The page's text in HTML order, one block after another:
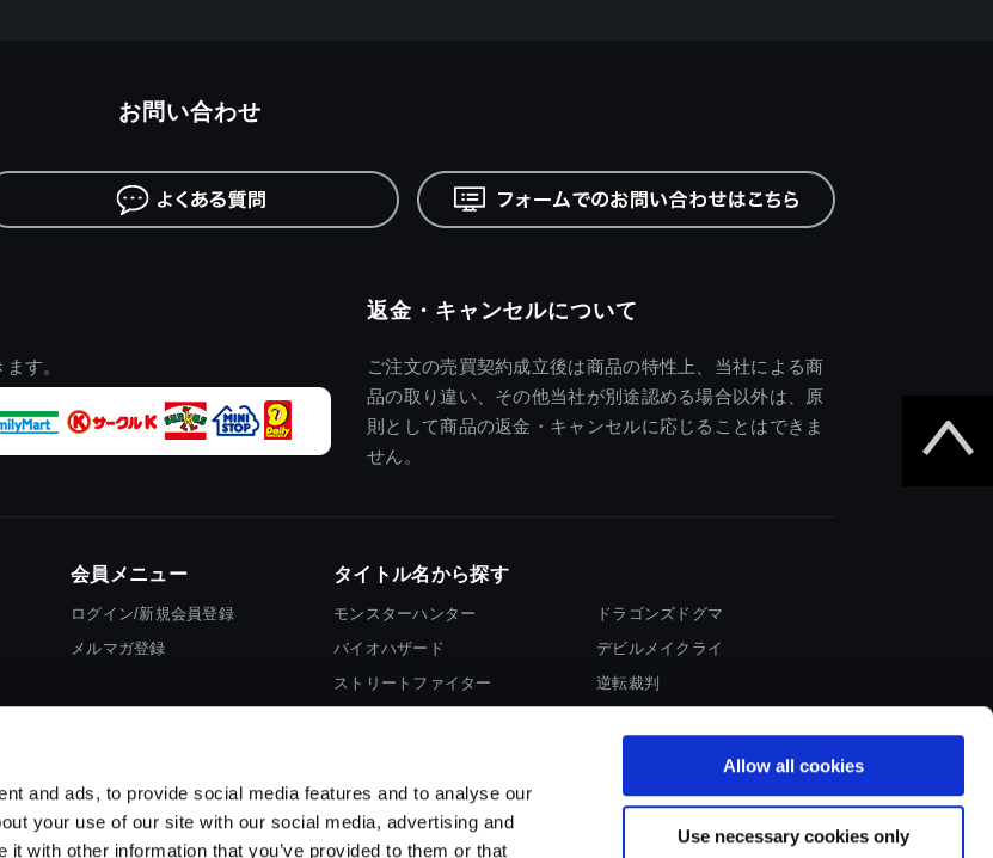
and ads, to provide social media features and to analyse our
your use of our site with our social media, advertising and
with other information that you’ve provided to them or that
Allow all cookies
Use necessary cookies only
す。
返金・キャンセルについて
ご注文の売買契約成立後は商品の特性上、当社による商
品の取り違い、その他当社が別途認める場合以外は、原
則として商品の返金・キャンセルに応じることはできま
せん。
お問い合わせ
会員メニュー
ログイン/新規会員登録
メルマガ登録
タイトル名から探す
モンスターハンター
バイオハザード
ストリートファイター
ドラゴンズドグマ
デビルメイクライ
逆転裁判